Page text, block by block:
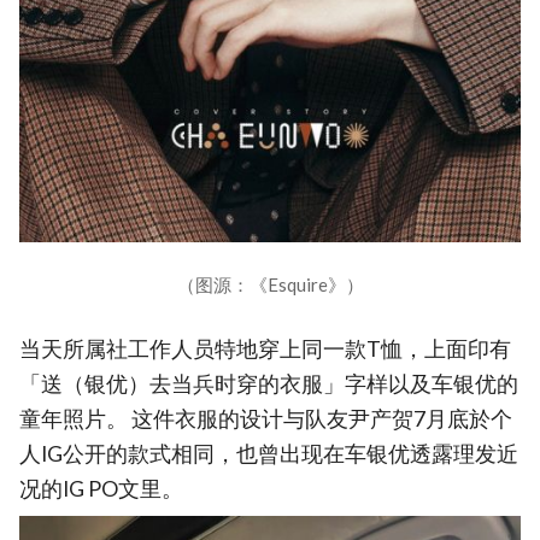
（图源：《Esquire》）
当天所属社工作人员特地穿上同一款T恤，上面印有
「送（银优）去当兵时穿的衣服」字样以及车银优的
童年照片。 这件衣服的设计与队友尹产贺7月底於个
人IG公开的款式相同，也曾出现在车银优透露理发近
况的IG PO文里。